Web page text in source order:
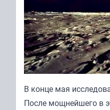
В конце мая
После мощнейшего в